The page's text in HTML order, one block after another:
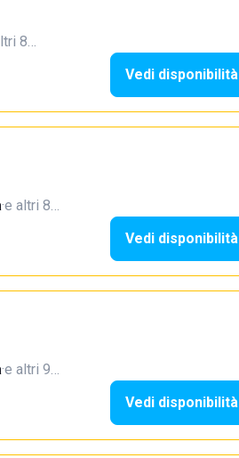
8…
Vedi disponibilità
·e altri 8…
Vedi disponibilità
·e altri 9…
Vedi disponibilità